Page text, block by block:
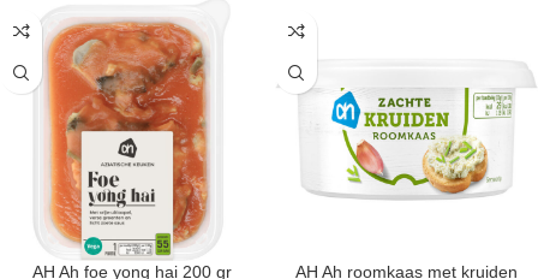
AH Ah foe yong hai 200 gr AH Ah roomkaas met kruiden